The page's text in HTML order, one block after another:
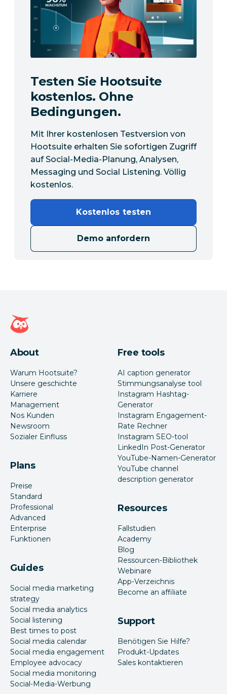
Testen Sie Hootsuite
kostenlos. Ohne
Bedingungen.
Mit Ihrer kostenlosen Testversion von
Hootsuite erhalten Sie sofortigen Zugriff
auf Social-Media-Planung, Analysen,
Messaging und Social Listening. Völlig
kostenlos.
Kostenlos testen
Demo anfordern
Hootsuite Homepage
About
Warum Hootsuite?
Unsere geschichte
Karriere
Management
Nos Kunden
Newsroom
Sozialer Einfluss
Plans
Preise
Standard
Professional
Advanced
Enterprise
Funktionen
Guides
Social media marketing
strategy
Social media analytics
Social listening
Best times to post
Social media calendar
Social media engagement
Employee advocacy
Social media monitoring
Social-Media-Werbung
Free tools
AI caption generator
Stimmungsanalyse tool
Instagram Hashtag-
Generator
Instagram Engagement-
Rate Rechner
Instagram SEO-tool
LinkedIn Post-Generator
YouTube-Namen-Generator
YouTube channel
description generator
Resources
Fallstudien
Academy
Blog
Ressourcen-Bibliothek
Webinare
App-Verzeichnis
Become an affiliate
Support
Benötigen Sie Hilfe?
Produkt-Updates
Sales kontaktieren